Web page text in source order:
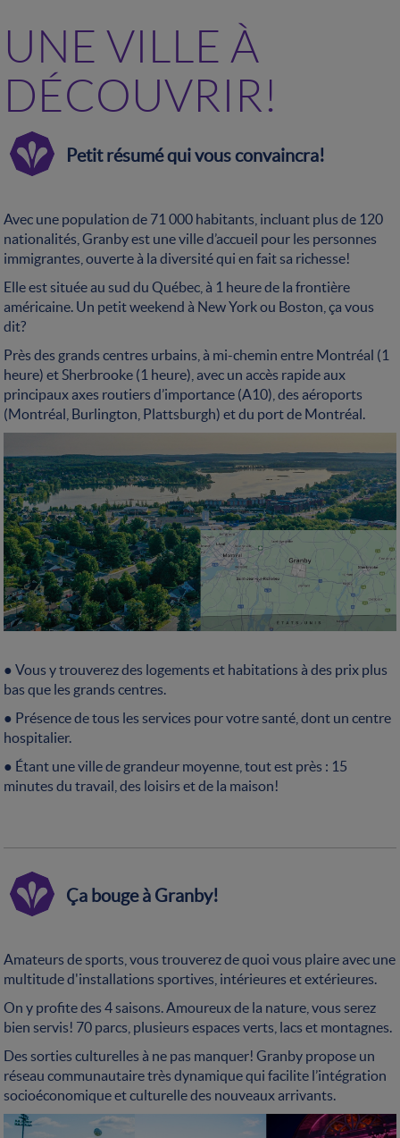
UNE VILLE À
DÉCOUVRIR!
Petit résumé qui vous convaincra!
Avec une population de 71 000 habitants, incluant plus de 120
nationalités, Granby est une ville d’accueil pour les personnes
immigrantes, ouverte à la diversité qui en fait sa richesse!
Elle est située au sud du Québec, à 1 heure de la frontière
américaine. Un petit weekend à New York ou Boston, ça vous
dit?
Près des grands centres urbains, à mi-chemin entre Montréal (1
heure) et Sherbrooke (1 heure), avec un accès rapide aux
principaux axes routiers d’importance (A10), des aéroports
(Montréal, Burlington, Plattsburgh) et du port de Montréal.
● Vous y trouverez des logements et habitations à des prix plus
bas que les grands centres.
● Présence de tous les services pour votre santé, dont un centre
hospitalier.
● Étant une ville de grandeur moyenne, tout est près : 15
minutes du travail, des loisirs et de la maison!
Ça bouge à Granby!
Amateurs de sports, vous trouverez de quoi vous plaire avec une
multitude d'installations sportives, intérieures et extérieures.
On y profite des 4 saisons. Amoureux de la nature, vous serez
bien servis! 70 parcs, plusieurs espaces verts, lacs et montagnes.
Des sorties culturelles à ne pas manquer! Granby propose un
réseau communautaire très dynamique qui facilite l’intégration
socioéconomique et culturelle des nouveaux arrivants.